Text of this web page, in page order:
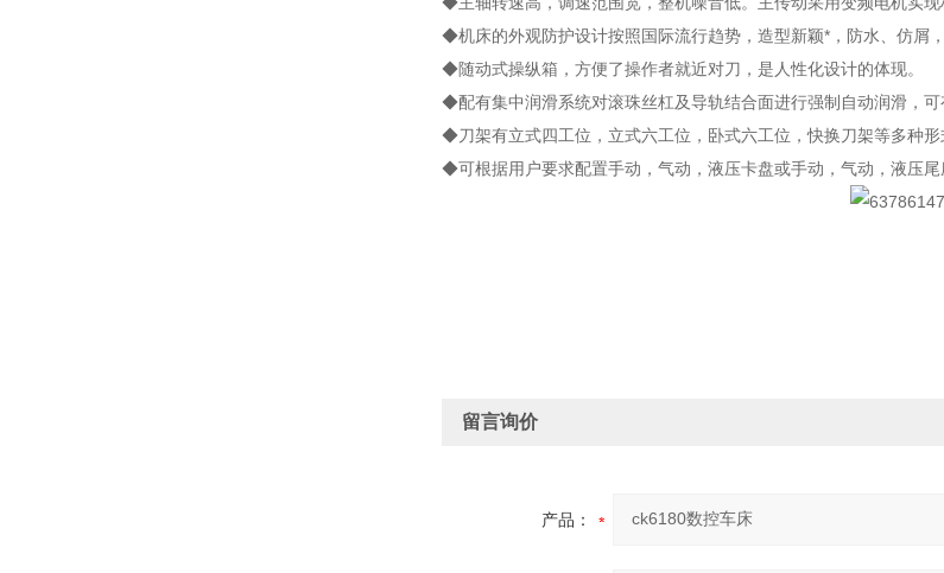
◆机床的外观防护设计按照国际流行趋势，造型新颖*，防水、仿屑
◆随动式操纵箱，方便了操作者就近对刀，是人性化设计的体现。
◆配有集中润滑系统对滚珠丝杠及导轨结合面进行强制自动润滑，
◆刀架有立式四工位，立式六工位，卧式六工位，快换刀架等多种形
◆可根据用户要求配置手动，气动，液压卡盘或手动，气动，液压尾
留言询价
产品：